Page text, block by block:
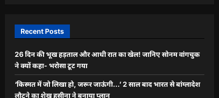
Recent Posts
26 दिन की भूख हड़ताल और आधी रात का खेल! जानिए सोनम वांगचुक
ने क्यों कहा- भरोसा टूट गया
‘किस्मत में जो लिखा हो, जरूर जाऊंगी…’ 2 साल बाद भारत से बांग्लादेश
लौटने का शेख हसीना ने बनाया प्लान